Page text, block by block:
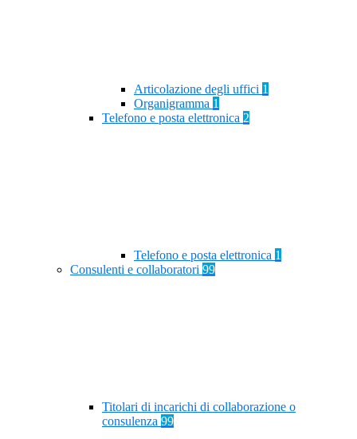
Articolazione degli uffici 1
Organigramma 1
Telefono e posta elettronica 2
Telefono e posta elettronica 1
Consulenti e collaboratori 99
Titolari di incarichi di collaborazione o
consulenza 99